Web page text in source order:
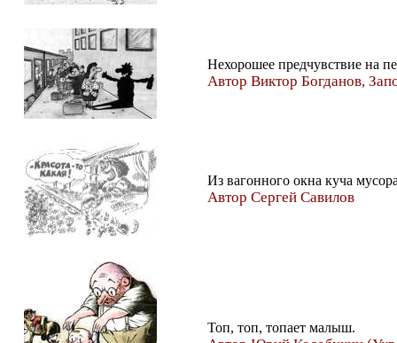
Нехорошее предчувствие на
Автор Виктор Богданов,
Из вагонного окна куча
Автор Сергей Савилов
Топ, топ, топает малыш.